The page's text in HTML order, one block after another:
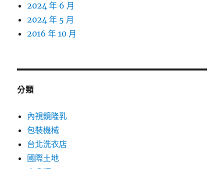
2024 年 6 月
2024 年 5 月
2016 年 10 月
分類
內視鏡隆乳
包裝機械
台北洗衣店
國際土地